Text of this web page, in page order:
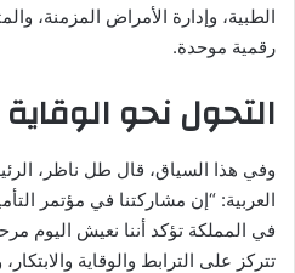
الطبية، وإدارة الأمراض المزمنة،
رقمية موحدة.
التحول نحو الوقاية
وفي هذا السياق، قال طل ناظر،
العربية: “إن مشاركتنا في مؤتمر
في المملكة تؤكد أننا نعيش اليوم
تتركز على الترابط والوقاية